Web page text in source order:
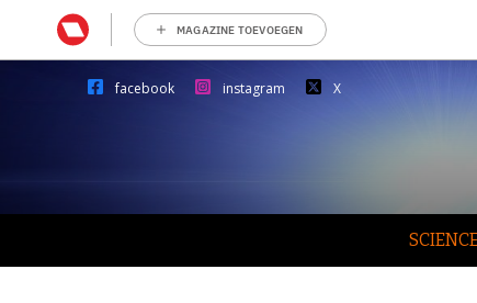
MAGAZINE TOEVOEGEN
facebook instagram X